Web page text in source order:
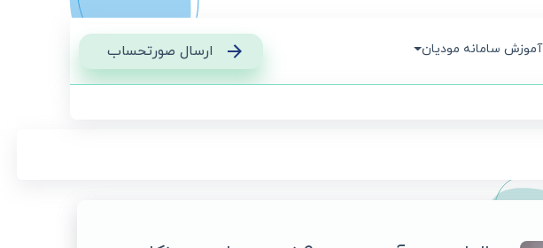
ارسال صورتحساب آموزش سامانه مودیان